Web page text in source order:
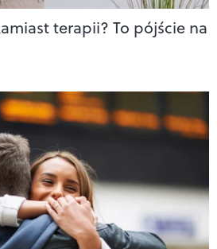
terapii? To pójście na